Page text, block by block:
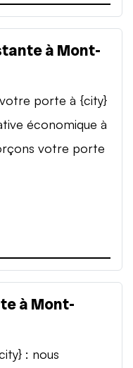
à Mont-
porte à {city}
économique à
votre porte
à Mont-
: nous